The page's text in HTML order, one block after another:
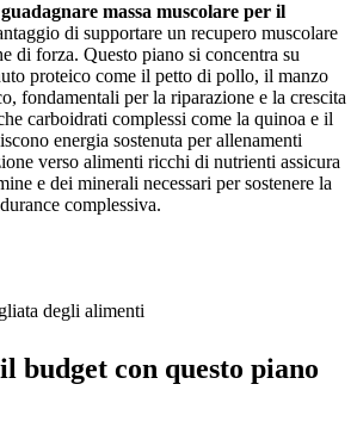
massa muscolare per il
di supportare un recupero muscolare
di forza. Questo piano si concentra su
proteico come il petto di pollo, il manzo
fondamentali per la riparazione e la crescita
carboidrati complessi come la quinoa e il
energia sostenuta per allenamenti
verso alimenti ricchi di nutrienti assicura
e dei minerali necessari per sostenere la
complessiva.
degli alimenti
budget con questo piano